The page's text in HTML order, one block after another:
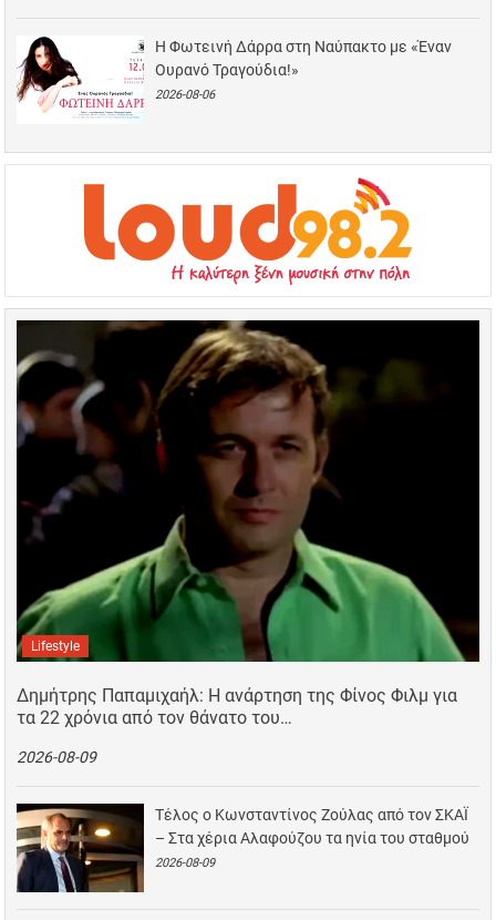
Η Φωτεινή Δάρρα στη Ναύπακτο με «Έναν
Ουρανό Τραγούδια!»
2026-08-06
Lifestyle
Δημήτρης Παπαμιχαήλ: Η ανάρτηση της Φίνος Φιλμ για
τα 22 χρόνια από τον θάνατο του…
2026-08-09
Τέλος ο Κωνσταντίνος Ζούλας από τον ΣΚΑΪ
– Στα χέρια Αλαφούζου τα ηνία του σταθμού
2026-08-09